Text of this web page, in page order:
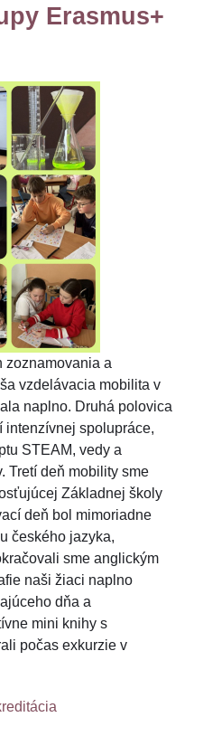
Erasmus+
zoznamovania a
vzdelávacia mobilita v
naplno. Druhá polovica
intenzívnej spolupráce,
STEAM, vedy a
Tretí deň mobility sme
Základnej školy
deň bol mimoriadne
českého jazyka,
sme anglickým
naši žiaci naplno
dňa a
mini knihy s
počas exkurzie v